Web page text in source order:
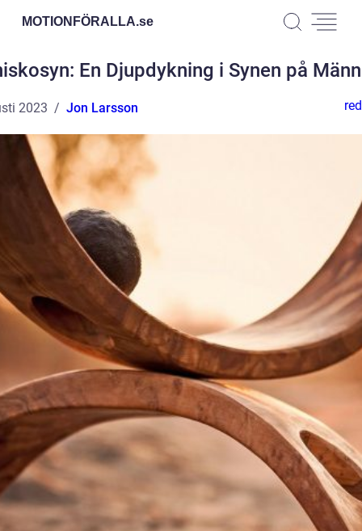
MOTIONFÖRALLA.se
En Djupdykning i Synen på
2023 Jon Larsson